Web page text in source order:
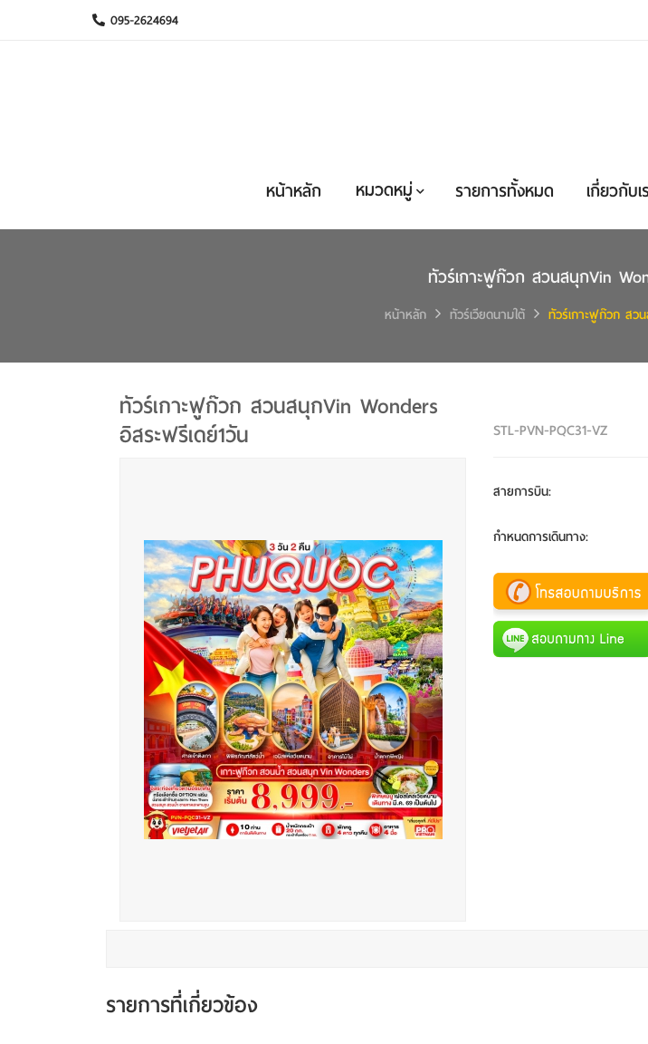
095-2624694
หน้าหลัก หมวดหมู่ รายการทั้งหมด เกี่ยวกับเ
ทัวร์เกาะฟูก๊วก สวนสนุกVin
หน้าหลัก ทัวร์เวียดนามใต้ ทัวร์เกาะฟูก๊วก สว
ทัวร์เกาะฟูก๊วก สวนสนุกVin Wonders
อิสระฟรีเดย์1วัน
STL-PVN-PQC31-VZ
สายการบิน:
กำหนดการเดินทาง:
รายการที่เกี่ยวข้อง